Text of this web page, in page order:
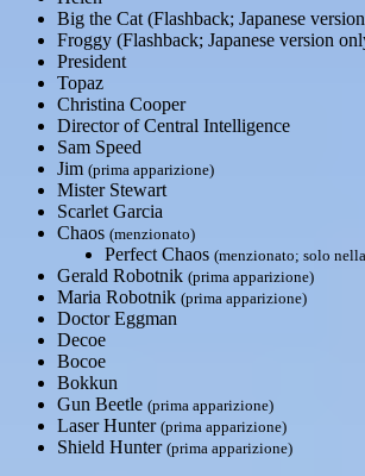
Big the Cat (Flashback; Japanese
Froggy (Flashback; Japanese version
President
Topaz
Christina Cooper
Director of Central Intelligence
Sam Speed
Jim (prima apparizione)
Mister Stewart
Scarlet Garcia
Chaos (menzionato)
Perfect Chaos (menzionato; solo
Gerald Robotnik (prima apparizione)
Maria Robotnik (prima apparizione)
Doctor Eggman
Decoe
Bocoe
Bokkun
Gun Beetle (prima apparizione)
Laser Hunter (prima apparizione)
Shield Hunter (prima apparizione)